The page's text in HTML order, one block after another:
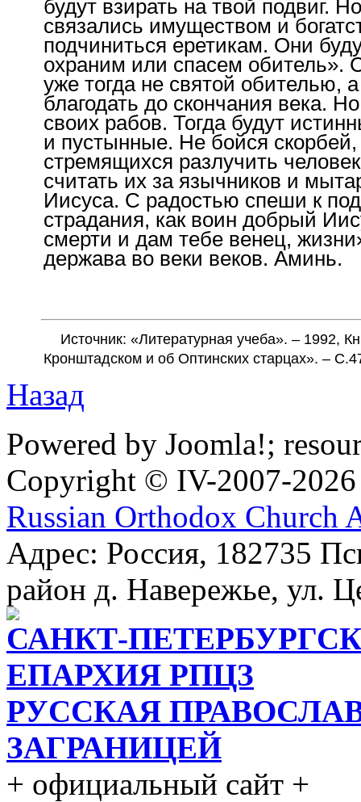
будут взирать на твой подвиг.
связались имуществом и
подчиниться еретикам. Они
охраним или спасем обитель».
уже тогда не святой обителью,
благодать до скончания века.
своих рабов. Тогда будут
и пустынные. Не бойся скорбей,
стремящихся разлучить
считать их за язычников и
Иисуса. С радостью спеши к
страдания, как воин добрый
смерти и дам тебе венец,
держава во веки веков. Аминь.
Источник: «Литературная учеба». – 1992,
Кронштадском и об Оптинских старцах». –
Назад
Powered by Joomla!;
Copyright © IV-2007-2026
Russian Orthodox Church
Адрес: Россия, 182735
район д. Навережье, ул.
САНКТ-
ЕПАРХИЯ РПЦЗ
РУССКАЯ
ЗАГРАНИЦЕЙ
+ официальный сайт +